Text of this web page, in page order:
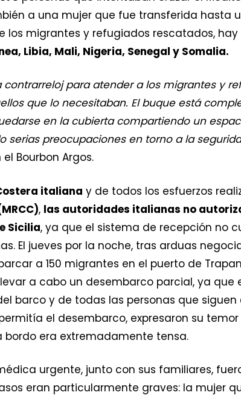
a una mujer que fue transferida hasta
los migrantes y refugiados rescatados,
Libia, Mali, Nigeria, Senegal y Somalia.
para atender a los migrantes y
que lo necesitaban. El buque está
en la cubierta compartiendo un
serias preocupaciones en torno a la
Bourbon Argos.
italiana y de todos los esfuerzos
, las autoridades italianas no
Sicilia, ya que el sistema de recepción no
El jueves por la noche, tras arduas
a 150 migrantes en el puerto de
a cabo un desembarco parcial, ya que
barco y de todas las personas que siguen
el desembarco, expresaron su
bordo era extremadamente tensa.
urgente, junto con sus familiares,
eran particularmente graves: la mujer